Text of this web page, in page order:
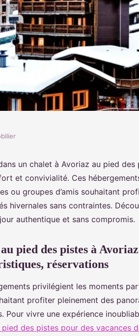
pied des
un chalet à Avoriaz au pied
et convivialité. Ces
ou groupes d’amis souhaitant
hivernales sans contraintes.
authentique et sans compromis.
pied des pistes à
réservations
privilégient les moments
profiter pleinement des
Pour vivre une expérience
des pistes pour des vacances